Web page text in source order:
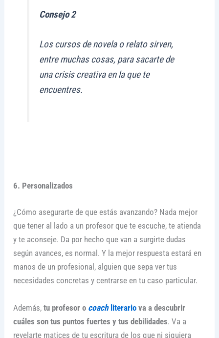
Consejo 2
Los cursos de novela o relato sirven,
entre muchas cosas, para sacarte de
una crisis creativa en la que te
encuentres.
6. Personalizados
¿Cómo asegurarte de que estás avanzando? Nada mejor
que tener al lado a un profesor que te escuche, te atienda
y te aconseje. Da por hecho que van a surgirte dudas
según avances, es normal. Y la mejor respuesta estará en
manos de un profesional, alguien que sepa ver tus
necesidades concretas y centrarse en tu caso particular.
Además, tu profesor o coachliterariova a descubrir
cuáles son tus puntos fuertes y tus debilidades. Va a
revelarte matices de tu escritura de los que ni siquiera